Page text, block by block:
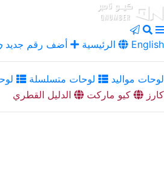
الرئيسية أضف رقم جديد English
لوحات مواليد لوحات متسلسلة
كارز
كيو ماركت الدليل القطري